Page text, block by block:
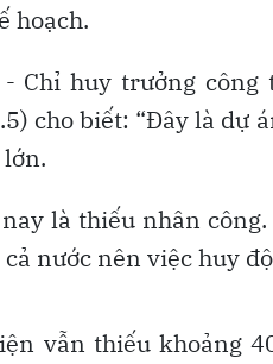
hoạch.
Chỉ huy trưởng công
cho biết: “Đây là dự
là thiếu nhân
nước nên việc huy
vẫn thiếu khoảng